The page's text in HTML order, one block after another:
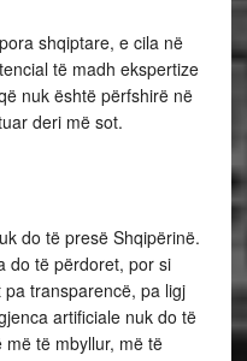
shqiptare, e cila në
të madh ekspertize
nuk është përfshirë në
deri më sot.
do të presë Shqipërinë.
do të përdoret, por si
transparencë, pa ligj
artificiale nuk do të
të mbyllur, më të